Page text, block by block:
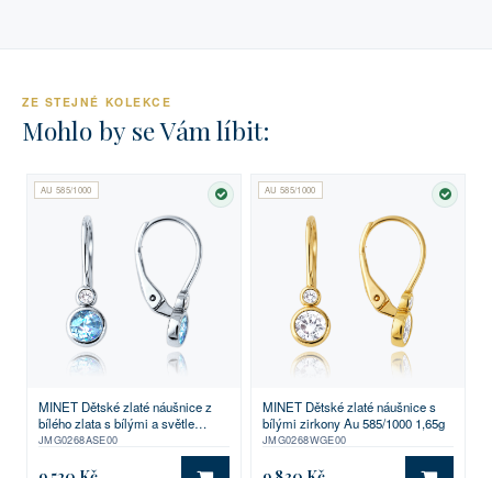
ZE STEJNÉ KOLEKCE
Mohlo by se Vám líbit:
AU 585/1000
SKLADEM
MINET Dětské zlaté náušnice z
bílého zlata s bílými a světle
modrými zirkony Au 585/1000
JMG0268ASE00
AU 585/1000
MINET Dětské zlaté náušnice s
bílými zirkony Au 585/1000 1,65g
JMG0268WGE00